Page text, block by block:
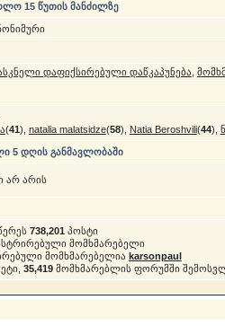
15 წუთის მანძილზე
დაფიქსირებული დაწკაპუნება
(41), natalia malatsidze(58), Natia Beroshvili(44),
5 დღის განმავლობაში
არ არის
738,201 პოსტი
მომხმარებელი
მომხმარებელია karsonpaul
35,419მომხმარებლის ფორუმში